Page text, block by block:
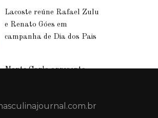
Lacoste reúne Rafael Zulu
e Renato Góes em
campanha de Dia dos Pais
Monte Carlo apresenta